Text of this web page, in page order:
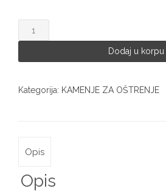
kamen
oštrenje
3000/5000
Dodaj u korpu
Kategorija: KAMENJE ZA OŠTRENJE
Opis
Opis